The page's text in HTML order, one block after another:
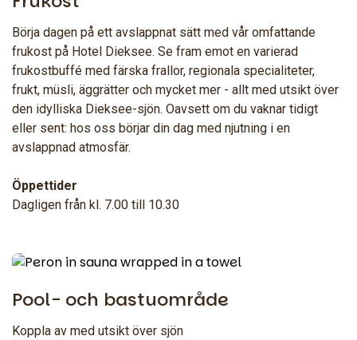
Börja dagen på ett avslappnat sätt med vår omfattande
frukost på Hotel Dieksee. Se fram emot en varierad
frukostbuffé med färska frallor, regionala specialiteter,
frukt, müsli, äggrätter och mycket mer - allt med utsikt över
den idylliska Dieksee-sjön. Oavsett om du vaknar tidigt
eller sent: hos oss börjar din dag med njutning i en
avslappnad atmosfär.
Öppettider
Dagligen från kl. 7.00 till 10.30
Pool- och bastuområde
Koppla av med utsikt över sjön